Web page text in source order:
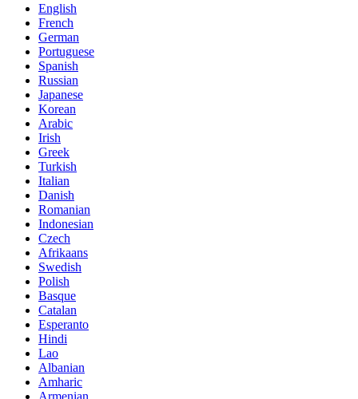
English
French
German
Portuguese
Spanish
Russian
Japanese
Korean
Arabic
Irish
Greek
Turkish
Italian
Danish
Romanian
Indonesian
Czech
Afrikaans
Swedish
Polish
Basque
Catalan
Esperanto
Hindi
Lao
Albanian
Amharic
Armenian